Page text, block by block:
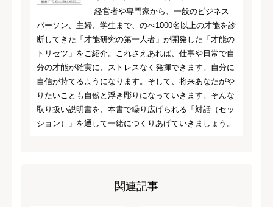
経営者や専門家から、一般のビジネス
パーソン、主婦、学生まで、のべ1000名以上の才能を診
断してきた「才能研究の第一人者」が開発した「才能の
トリセツ」をご紹介。これさえあれば、仕事や日常で自
分の才能が確実に、ストレスなく発揮できます。自分に
自信が持てるようになります。そして、将来あなたがや
りたいことも自然と浮き彫りになっていきます。そんな
取り扱い説明書を、本書で繰り広げられる「対話（セッ
ション）」を通して一緒につくりあげていきましょう。
関連記事